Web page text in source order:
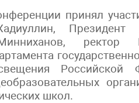
принял
ректор
Российской
школ.